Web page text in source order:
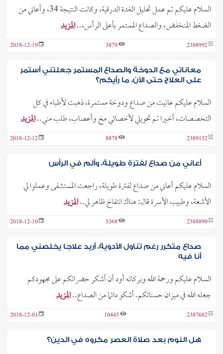
السلام عليكم تم عمل تحليل الغدة الدرقية، وكانت النتيجة 34، وأعاني من
الضغط المنخفض، والصداع المستمر بأعلى الرأس،..المزيد
2388992
3879
2018-12-19
معاناتي مع الدوخة والصداع المستمر جعلتني أستمر
على العلاج حتى الآن، ما رأيكم؟
السلام عليكم عانيت من صداع ودوخة مستمرة، ذهبت لأطباء في كل
التخصصات، أخيرا تم تحويلي لأخصائي مخ وأعصاب، طلب مني..المزيد
2389152
8878
2018-12-12
أعاني من صداع لفترة طويلة، وألم في الرأس
السلام عليكم أعاني من صداع لفترة طويلة، راجعت المستشفى وعملوا لي
الأشعة، وطبيب الأسرة قال: هناك انتفاخ ظاهر لي..المزيد
2388890
3368
2018-12-10
صداع متكرر رغم تناول الأدوية، أريد علاجا يخلصني مما
أنا فيه
السلام عليكم ورحمة الله وبركاته أود أن أشكر حضراتكم على مجهودكم
جعله الله في ميزان حسناتكم. أشكو دائما من الصداع..المزيد
2387682
10445
2018-12-03
هل النوم بعد صلاة العصر مكروه في الدين؟